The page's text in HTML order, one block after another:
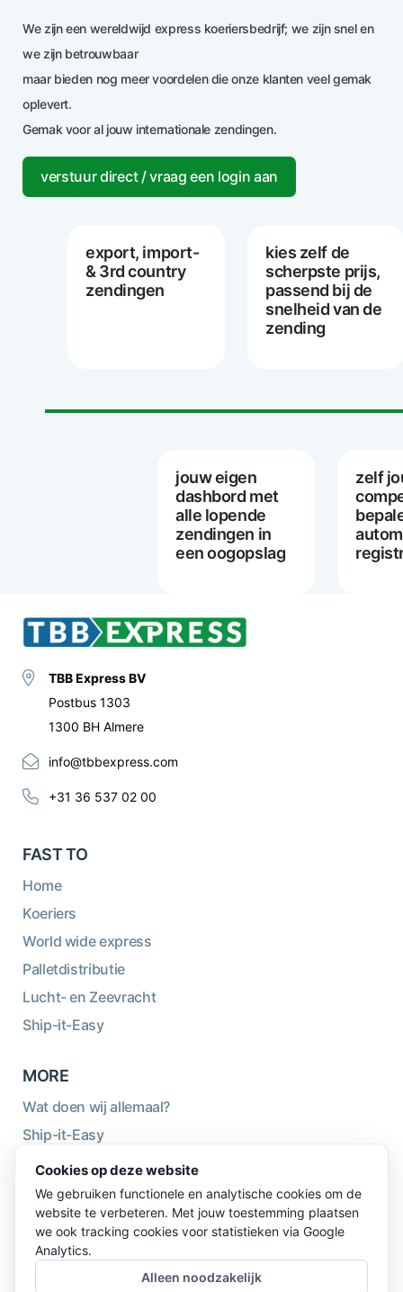
We zijn een wereldwijd express koeriersbedrijf; we zijn snel en
we zijn betrouwbaar
maar bieden nog meer voordelen die onze klanten veel gemak
oplevert.
Gemak voor al jouw internationale zendingen.
verstuur direct / vraag een login aan
export, import-
& 3rd country
zendingen
jouw eigen
dashbord met
alle lopende
zendingen in
een oogopslag
kies zelf de
scherpste prijs,
passend bij de
snelheid van de
zending
zelf
TBB Express BV
Postbus 1303
1300 BH Almere
info@tbbexpress.com
+31 36 537 02 00
FAST TO
Home
Koeriers
World wide express
Palletdistributie
Lucht- en Zeevracht
Ship-it-Easy
MORE
Wat doen wij allemaal?
Ship-it-Easy
Duurzaamheid
Over ons
Blog
Logistiekwiki
Cookies op deze website
We gebruiken functionele en analytische cookies om de
website te verbeteren. Met jouw toestemming plaatsen
we ook tracking cookies voor statistieken via Google
Analytics.
Alleen noodzakelijk